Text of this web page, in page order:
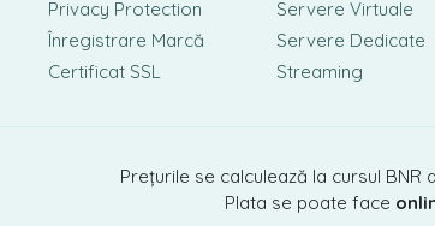
Privacy Protection
Înregistrare Marcă
Certificat SSL
Servere Virtuale
Servere Dedicate
Streaming
Prețurile se calculează la cursul BNR
Plata se poate face